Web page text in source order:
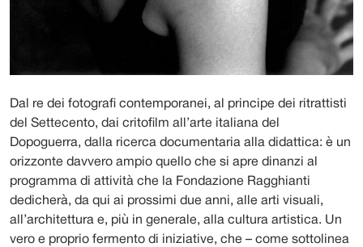
Dal re dei fotografi contemporanei, al principe dei ritrattisti
del Settecento, dai critofilm all’arte italiana del
Dopoguerra, dalla ricerca documentaria alla didattica: è un
orizzonte davvero ampio quello che si apre dinanzi al
programma di attività che la Fondazione Ragghianti
dedicherà, da qui ai prossimi due anni, alle arti visuali,
all’architettura e, più in generale, alla cultura artistica. Un
vero e proprio fermento di iniziative, che – come sottolinea